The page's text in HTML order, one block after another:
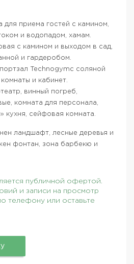
для приема гостей с камином,
и водопадом, хамам.
с камином и выходом в сад,
и гардеробом.
Technogymс соляной
и кабинет.
винный погреб,
комната для персонала,
кухня, сейфовая комната.
ландшафт, лесные деревья и
фонтан, зона барбекю и
публичной офертой.
и записи на просмотр
телефону или оставьте